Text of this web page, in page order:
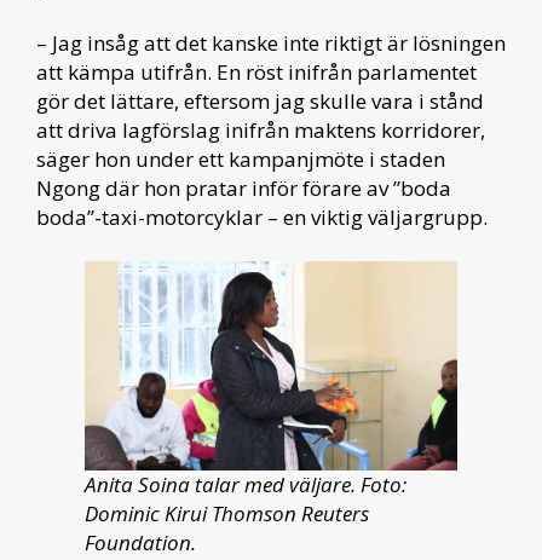
– Jag insåg att det kanske inte riktigt är lösningen
att kämpa utifrån. En röst inifrån parlamentet
gör det lättare, eftersom jag skulle vara i stånd
att driva lagförslag inifrån maktens korridorer,
säger hon under ett kampanjmöte i staden
Ngong där hon pratar inför förare av ”boda
boda”-taxi-motorcyklar – en viktig väljargrupp.
Anita Soina talar med väljare. Foto:
Dominic Kirui Thomson Reuters
Foundation.